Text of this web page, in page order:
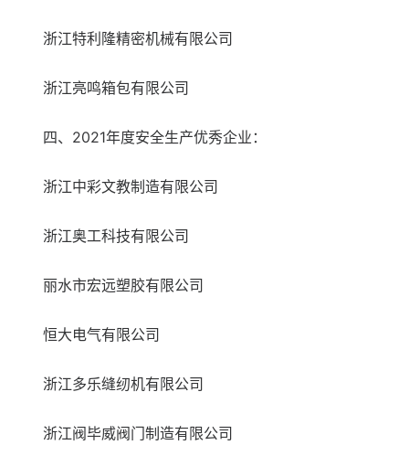
浙江特利隆精密机械有限公司
浙江亮鸣箱包有限公司
四、2021年度安全生产优秀企业：
浙江中彩文教制造有限公司
浙江奥工科技有限公司
丽水市宏远塑胶有限公司
恒大电气有限公司
浙江多乐缝纫机有限公司
浙江阀毕威阀门制造有限公司